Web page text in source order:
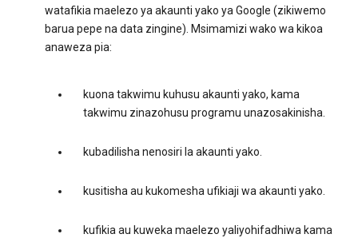
watafikia maelezo ya akaunti yako ya Google (zikiwemo
barua pepe na data zingine). Msimamizi wako wa kikoa
anaweza pia:
kuona takwimu kuhusu akaunti yako, kama
takwimu zinazohusu programu unazosakinisha.
kubadilisha nenosiri la akaunti yako.
kusitisha au kukomesha ufikiaji wa akaunti yako.
kufikia au kuweka maelezo yaliyohifadhiwa kama